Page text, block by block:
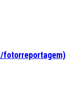
fotorreportagem)